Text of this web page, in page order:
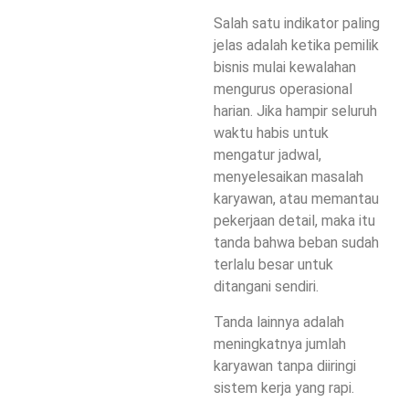
Salah satu indikator paling
jelas adalah ketika pemilik
bisnis mulai kewalahan
mengurus operasional
harian. Jika hampir seluruh
waktu habis untuk
mengatur jadwal,
menyelesaikan masalah
karyawan, atau memantau
pekerjaan detail, maka itu
tanda bahwa beban sudah
terlalu besar untuk
ditangani sendiri.
Tanda lainnya adalah
meningkatnya jumlah
karyawan tanpa diiringi
sistem kerja yang rapi.